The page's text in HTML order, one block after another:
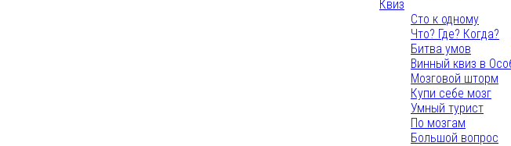
Квиз
Сто к одному
Что? Где? Когда?
Битва умов
Винный квиз в
Мозговой шторм
Купи себе мозг
Умный турист
По мозгам
Большой вопрос